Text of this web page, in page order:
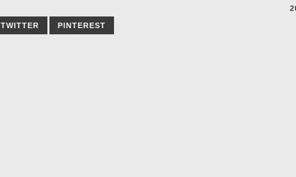
TWITTER PINTEREST